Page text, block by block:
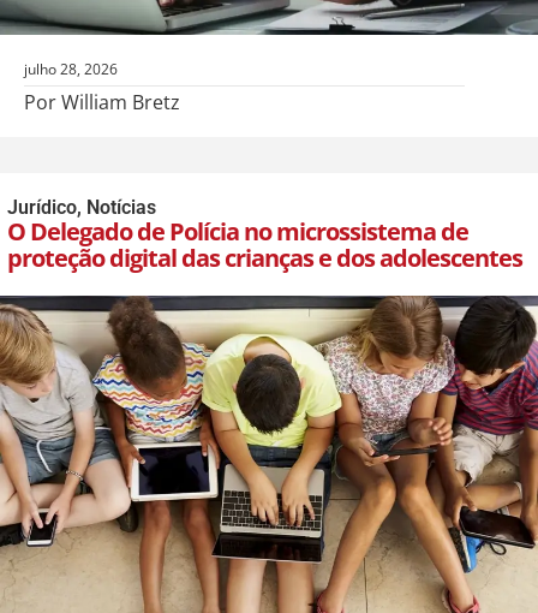
julho 28, 2026
Por William Bretz
Jurídico, Notícias
O Delegado de Polícia no microssistema de
proteção digital das crianças e dos adolescentes